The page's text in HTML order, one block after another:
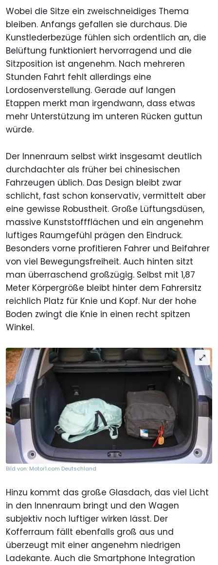
Wobei die Sitze ein zweischneidiges Thema
bleiben. Anfangs gefallen sie durchaus. Die
Kunstlederbezüge fühlen sich ordentlich an, die
Belüftung funktioniert hervorragend und die
Sitzposition ist angenehm. Nach mehreren
Stunden Fahrt fehlt allerdings eine
Lordosenverstellung. Gerade auf langen
Etappen merkt man irgendwann, dass etwas
mehr Unterstützung im unteren Rücken guttun
würde.
Der Innenraum selbst wirkt insgesamt deutlich
durchdachter als früher bei chinesischen
Fahrzeugen üblich. Das Design bleibt zwar
schlicht, fast schon konservativ, vermittelt aber
eine gewisse Robustheit. Große Lüftungsdüsen,
massive Kunststoffflächen und ein angenehm
luftiges Raumgefühl prägen den Eindruck.
Besonders vorne profitieren Fahrer und Beifahrer
von viel Bewegungsfreiheit. Auch hinten sitzt
man überraschend großzügig. Selbst mit 1,87
Meter Körpergröße bleibt hinter dem Fahrersitz
reichlich Platz für Knie und Kopf. Nur der hohe
Boden zwingt die Knie in einen recht spitzen
Winkel.
Bild von: Motor1.com Deutschland
Hinzu kommt das große Glasdach, das viel Licht
in den Innenraum bringt und den Wagen
subjektiv noch luftiger wirken lässt. Der
Kofferraum fällt ebenfalls groß aus und
überzeugt mit einer angenehm niedrigen
Ladekante. Auch die Smartphone Integration